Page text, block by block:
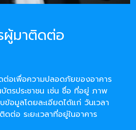
ผู้มาติดต่อ
อเพื่อความปลอดภัยของอาคาร
ตรประชาชน เช่น ชื่อ ที่อยู่ ภาพ
ข้อมูลโดยละเอียดได้แก่ วันเวลา
ต่อ ระยะเวลาที่อยู่ในอาคาร